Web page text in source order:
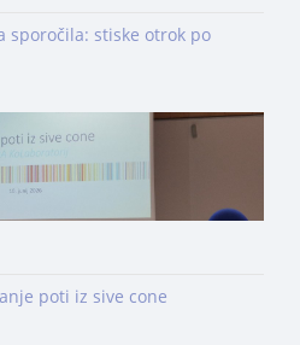
sporočila: stiske otrok po
poti iz sive cone